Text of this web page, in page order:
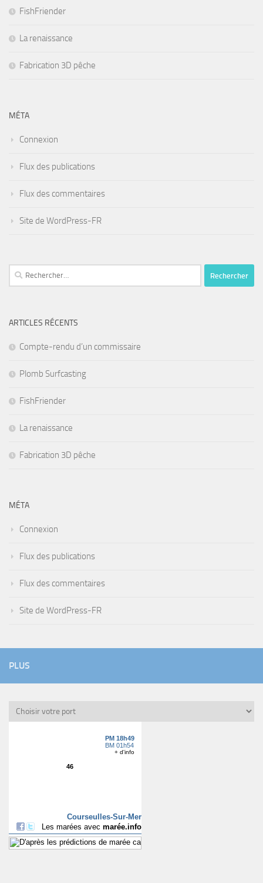
FishFriender
La renaissance
Fabrication 3D pêche
MÉTA
Connexion
Flux des publications
Flux des commentaires
Site de WordPress-FR
Rechercher :
ARTICLES RÉCENTS
Compte-rendu d’un commissaire
Plomb Surfcasting
FishFriender
La renaissance
Fabrication 3D pêche
MÉTA
Connexion
Flux des publications
Flux des commentaires
Site de WordPress-FR
PLUS